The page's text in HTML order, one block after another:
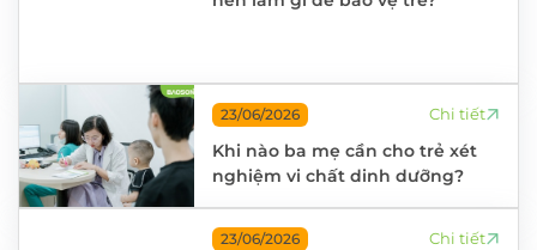
23/06/2026
Khi nào ba mẹ cần cho trẻ xét
nghiệm vi chất dinh dưỡng?
Chi tiết
23/06/2026 Chi tiết